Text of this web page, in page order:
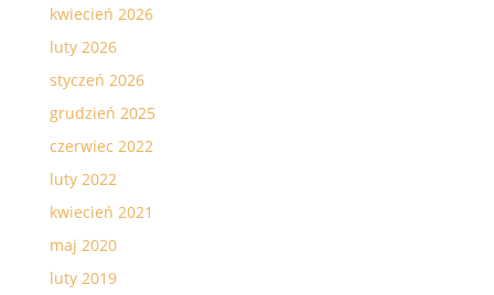
kwiecień 2026
luty 2026
styczeń 2026
grudzień 2025
czerwiec 2022
luty 2022
kwiecień 2021
maj 2020
luty 2019